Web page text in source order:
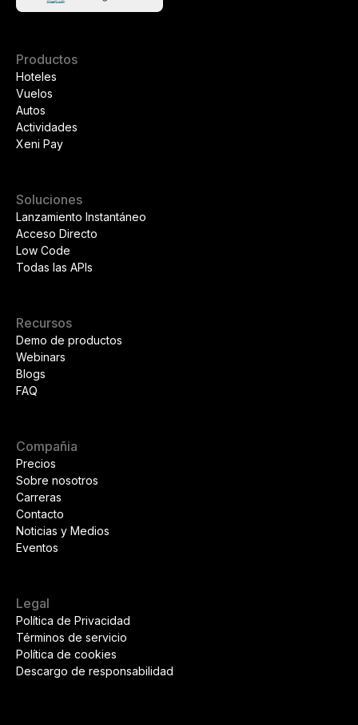
Productos
Hoteles
Vuelos
Autos
Actividades
Xeni Pay
Soluciones
Lanzamiento Instantáneo
Acceso Directo
Low Code
Todas las APIs
Recursos
Demo de productos
Webinars
Blogs
FAQ
Compañia
Precios
Sobre nosotros
Carreras
Contacto
Noticias y Medios
Eventos
Legal
Política de Privacidad
Términos de servicio
Política de cookies
Descargo de responsabilidad